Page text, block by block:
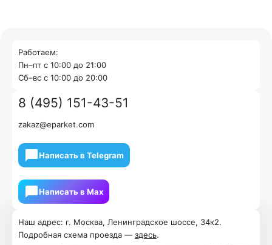
Наш адрес: г. Москва, Ленинградское шоссе, 34к2.
Подробная схема проезда — здесь.
Работаем:
Пн–пт с 10:00 до 21:00
Cб–вс с 10:00 до 20:00
8 (495) 151-43-51
zakaz@eparket.com
Написать в Telegram
Написать в Мах